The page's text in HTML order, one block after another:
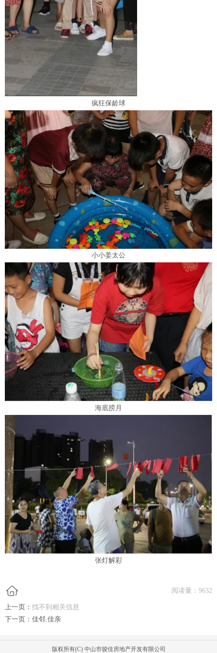
疯狂保龄球
小小姜太公
海底捞月
张灯解彩
阅读量： 9632
上一页： 找不到相关信息
下一页： 佳邻.佳亲
版权所有(C) 中山市骏佳房地产开发有限公司